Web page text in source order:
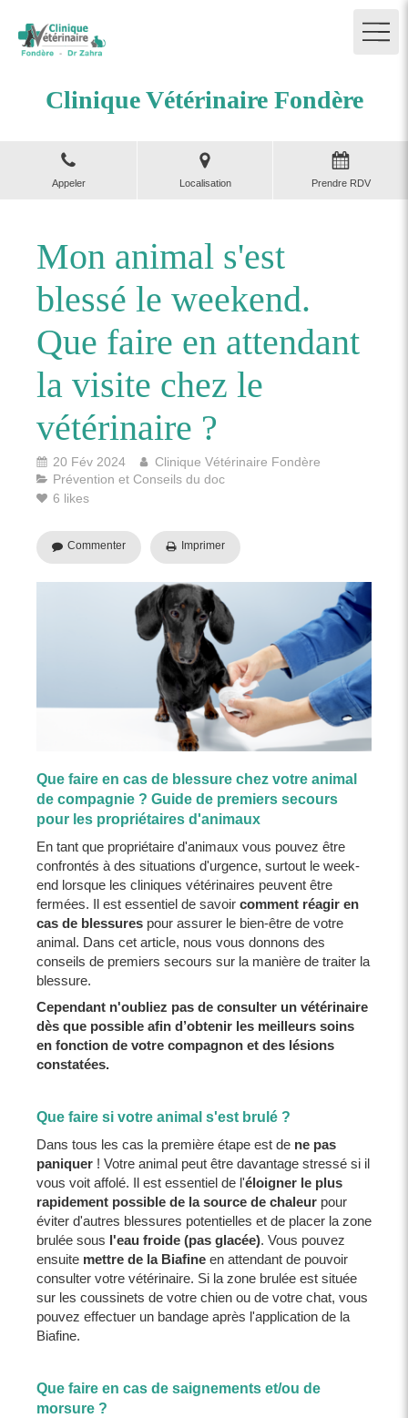
Clinique Vétérinaire Fondère
Appeler Localisation Prendre RDV
Mon animal s'est
blessé le weekend.
Que faire en attendant
la visite chez le
vétérinaire ?
20 Fév 2024
Clinique Vétérinaire Fondère
Prévention et Conseils du doc
6 likes
Commenter Imprimer
Que faire en cas de blessure chez votre animal
de compagnie ? Guide de premiers secours
pour les propriétaires d'animaux
En tant que propriétaire d'animaux vous pouvez être
confrontés à des situations d'urgence, surtout le week-
end lorsque les cliniques vétérinaires peuvent être
fermées. Il est essentiel de savoir comment réagir en
cas de blessures pour assurer le bien-être de votre
animal. Dans cet article, nous vous donnons des
conseils de premiers secours sur la manière de traiter la
blessure.
Cependant n'oubliez pas de consulter un vétérinaire
dès que possible afin d’obtenir les meilleurs soins
en fonction de votre compagnon et des lésions
constatées.
Que faire si votre animal s'est brulé ?
Dans tous les cas la première étape est de ne pas
paniquer ! Votre animal peut être davantage stressé si il
vous voit affolé. Il est essentiel de l'éloigner le plus
rapidement possible de la source de chaleur pour
éviter d'autres blessures potentielles et de placer la zone
brulée sous l'eau froide (pas glacée). Vous pouvez
ensuite mettre de la Biafine en attendant de pouvoir
consulter votre vétérinaire. Si la zone brulée est située
sur les coussinets de votre chien ou de votre chat, vous
pouvez effectuer un bandage après l'application de la
Biafine.
Que faire en cas de saignements et/ou de
morsure ?